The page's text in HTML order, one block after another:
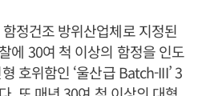
정건조 방위산업체로 지정된
에 30여 척 이상의 함정을 인도
호위함인 ‘울산급 Batch-III’ 3